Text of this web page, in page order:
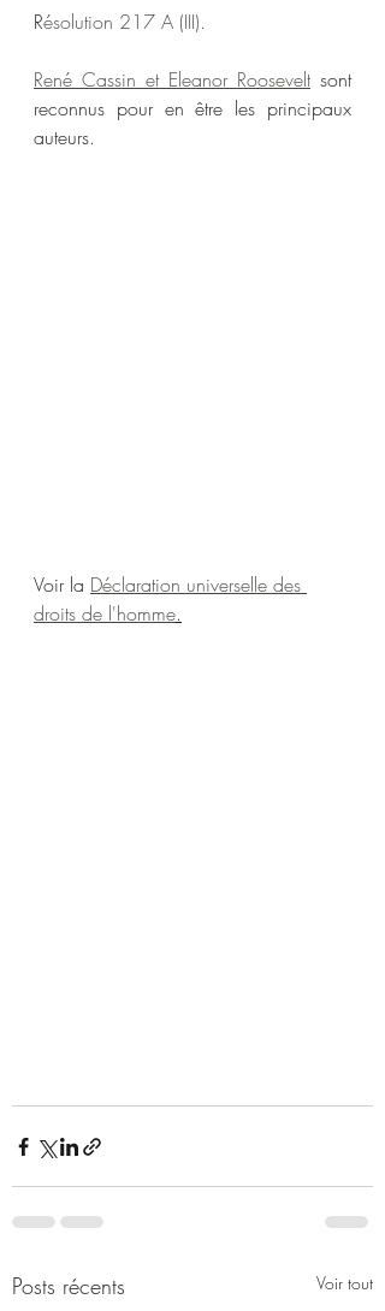
Résolution 217 A (III).
René Cassin et Eleanor Roosevelt sont
reconnus pour en être les principaux
auteurs.
Voir la Déclaration universelle des
droits de l'homme.
Posts récents Voir tout